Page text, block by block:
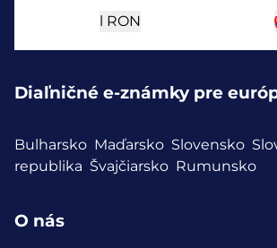
l RON
Diaľničné e-známky pre
Bulharsko Maďarsko Slovensko
republika Švajčiarsko Rumunsko
O nás